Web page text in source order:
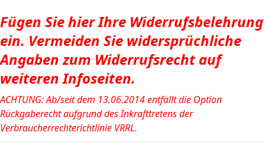
Fügen Sie hier Ihre Widerrufsbelehrung
ein. Vermeiden Sie widersprüchliche
Angaben zum Widerrufsrecht auf
weiteren Infoseiten.
ACHTUNG: Ab/seit dem 13.06.2014 entfällt die Option
Rückgaberecht aufgrund des Inkrafttretens der
Verbraucherrechterichtlinie VRRL.